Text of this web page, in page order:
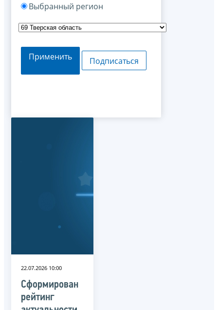
Выбранный регион
Применить Подписаться
22.07.2026 10:00
Сформирован
рейтинг